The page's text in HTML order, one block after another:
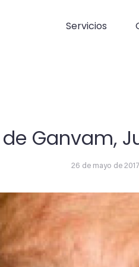
Servicios
Ganvam,
26 de mayo de 2017